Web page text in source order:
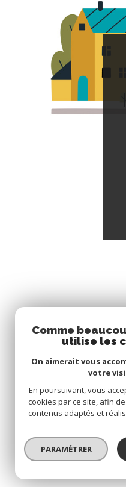
Comme
utilise les
On aimerait vous
votre
En poursuivant, vous
cookies par ce site, afin
contenus adaptés et
PARAMÉTRER